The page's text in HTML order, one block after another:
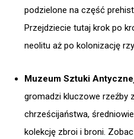
podzielone na część
Przejdziecie tutaj krok po
neolitu aż po kolonizację
Muzeum Sztuki
gromadzi kluczowe rzeźby
chrześcijaństwa,
kolekcję zbroi i broni.